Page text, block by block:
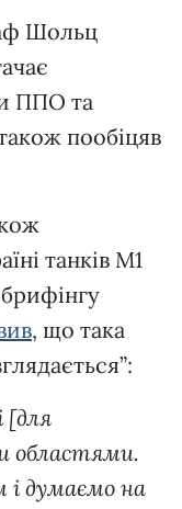
Шольц
ППО та
пообіцяв
танків M1
, що така
[для
областями.
і думаємо на